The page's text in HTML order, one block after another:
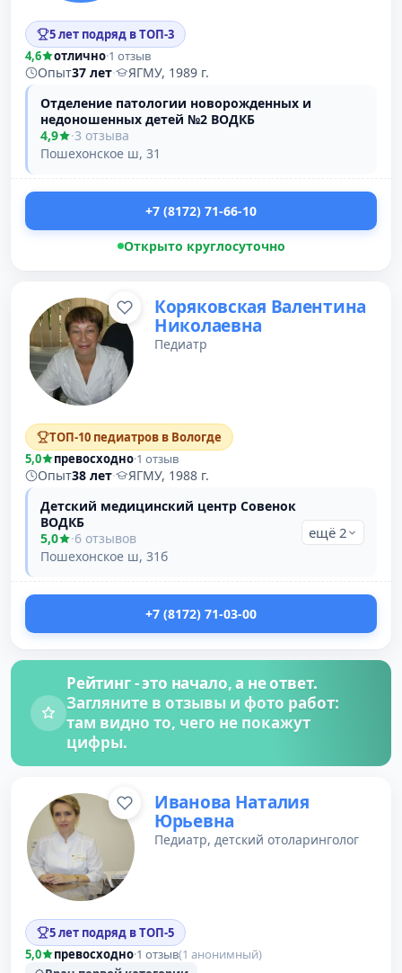
5 лет подряд в ТОП-3
4,6
отлично·1 отзыв
Опыт37 лет·
ЯГМУ, 1989 г.
Отделение патологии новорожденных и
недоношенных детей №2 ВОДКБ
4,9
·3 отзыва
Пошехонское ш, 31
+7 (8172) 71-66-10
Открыто круглосуточно
Коряковская Валентина
Николаевна
Педиатр
ТОП-10 педиатров в Вологде
5,0
превосходно·1 отзыв
Опыт38 лет·
ЯГМУ, 1988 г.
Детский медицинский центр Совенок
ВОДКБ
5,0
·6 отзывов
Пошехонское ш, 31б
ещё 2
+7 (8172) 71-03-00
Рейтинг - это начало, а не ответ.
Загляните в отзывы и фото работ:
там видно то, чего не покажут
цифры.
Иванова Наталия
Юрьевна
Педиатр, детский отоларинголог
5 лет подряд в ТОП-5
5,0
превосходно·1 отзыв(1 анонимный)